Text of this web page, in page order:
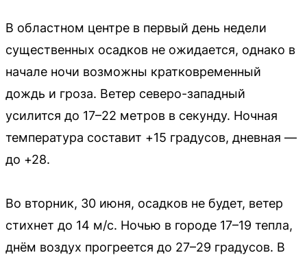
В областном центре в первый день недели
существенных осадков не ожидается, однако в
начале ночи возможны кратковременный
дождь и гроза. Ветер северо-западный
усилится до 17–22 метров в секунду. Ночная
температура составит +15 градусов, дневная —
до +28.
Во вторник, 30 июня, осадков не будет, ветер
стихнет до 14 м/с. Ночью в городе 17–19 тепла,
днём воздух прогреется до 27–29 градусов. В